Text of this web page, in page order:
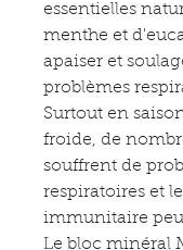
essentielles
menthe et
apaiser et
problèmes
Surtout en
froide, de
souffrent de
respiratoires et
immunitaire
Le bloc minéral